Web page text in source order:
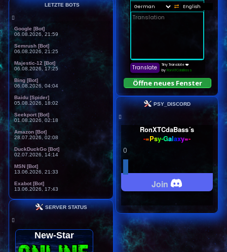
LETZTE BOTS
Google [Bot]
06.08.2026, 21:59
Semrush [Bot]
06.08.2026, 21:25
Majestic-12 [Bot]
06.08.2026, 17:25
Bing [Bot]
06.08.2026, 04:04
Baidu [Spider]
05.08.2026, 18:02
Seekport [Bot]
01.08.2026, 02:18
Amazon [Bot]
28.07.2026, 02:08
DuckDuckGo [Bot]
02.07.2026, 14:14
MSN [Bot]
13.06.2026, 21:33
Exabot [Bot]
13.06.2026, 17:43
SERVER STATUS
Öffne neues Fenster
PSY_DISCORD
RonXTCdaBass´s
-=Psy-Galaxy=-
0
Join